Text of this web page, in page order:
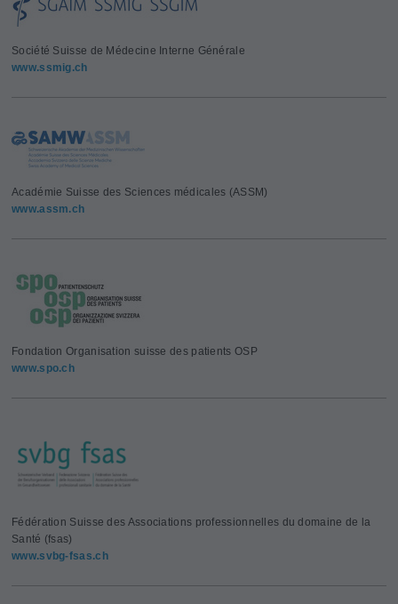
Société Suisse de Médecine Interne Générale
www.ssmig.ch
Académie Suisse des Sciences médicales (ASSM)
www.assm.ch
Fondation Organisation suisse des patients OSP
www.spo.ch
Fédération Suisse des Associations professionnelles du domaine de la
Santé (fsas)
www.svbg-fsas.ch